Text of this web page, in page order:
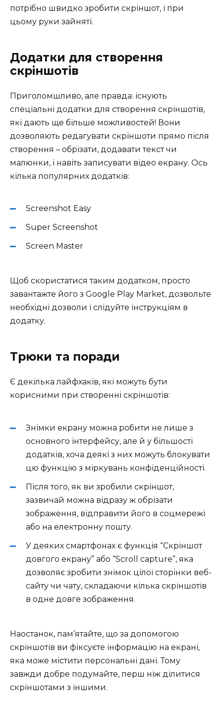
потрібно швидко зробити скріншот, і при
цьому руки зайняті.
Додатки для створення
скріншотів
Приголомшливо, але правда: існують
спеціальні додатки для створення скріншотів,
які дають ще більше можливостей! Вони
дозволяють редагувати скріншоти прямо після
створення – обрізати, додавати текст чи
малюнки, і навіть записувати відео екрану. Ось
кілька популярних додатків:
Screenshot Easy
Super Screenshot
Screen Master
Щоб скористатися таким додатком, просто
завантажте його з Google Play Market, дозвольте
необхідні дозволи і слідуйте інструкціям в
додатку.
Трюки та поради
Є декілька лайфхаків, які можуть бути
корисними при створенні скріншотів:
Знімки екрану можна робити не лише з
основного інтерфейсу, але й у більшості
додатків, хоча деякі з них можуть блокувати
цю функцію з міркувань конфіденційності.
Після того, як ви зробили скріншот,
зазвичай можна відразу ж обрізати
зображення, відправити його в соцмережі
або на електронну пошту.
У деяких смартфонах є функція “Скріншот
довгого екрану” або “Scroll capture”, яка
дозволяє зробити знімок цілої сторінки веб-
сайту чи чату, складаючи кілька скріншотів
в одне довге зображення.
Наостанок, пам’ятайте, що за допомогою
скріншотів ви фіксуєте інформацію на екрані,
яка може містити персональні дані. Тому
завжди добре подумайте, перш ніж ділитися
скріншотами з іншими.